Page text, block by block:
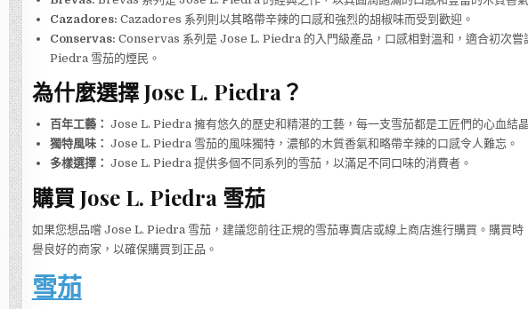
Cazadores: Cazadores 系列則以其略帶辛辣的口感和強烈的胡椒味而受到歡迎。
Conservas: Conservas 系列是 Jose L. Piedra 的入門級產品，口感相對溫和，適合初次嘗
Piedra 雪茄的煙民。
為什麼選擇 Jose L. Piedra？
百年工藝： Jose L. Piedra 擁有悠久的歷史和精湛的工藝，每一支雪茄都是工匠們的心血結
獨特風味： Jose L. Piedra 雪茄的風味獨特，濃郁的木質香氣和略帶辛辣的口感令人難忘。
多樣選擇： Jose L. Piedra 提供多個不同系列的雪茄，以滿足不同口味的消費者。
購買 Jose L. Piedra 雪茄
如果您想品嚐 Jose L. Piedra 雪茄，建議您前往正規的雪茄專賣店或線上商店進行購買。購買時
譽良好的商家，以確保購買到正品。
雪茄